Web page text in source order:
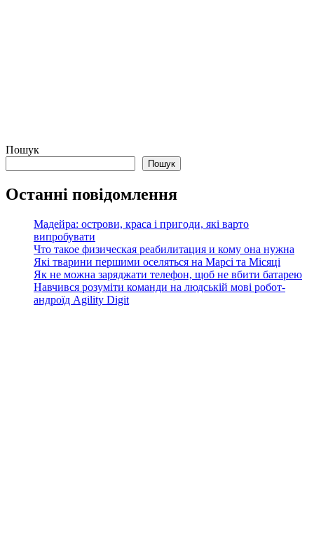
Пошук
Пошук
Останні повідомлення
Мадейра: острови, краса і пригоди, які варто
випробувати
Что такое физическая реабилитация и кому она нужна
Які тварини першими оселяться на Марсі та Місяці
Як не можна заряджати телефон, щоб не вбити батарею
Навчився розуміти команди на людській мові робот-
андроїд Agility Digit